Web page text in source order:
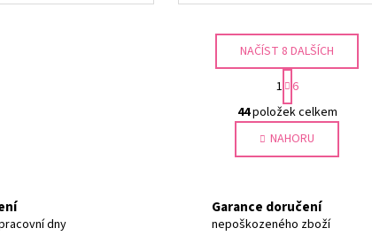
O
v
l
á
a
c
NAČÍST 8 DALŠÍCH
S
t
r
á
n
k
á
n
1 6
44položek celkem
NAHORU
dny
Garance doručení
nepoškozeného zboží